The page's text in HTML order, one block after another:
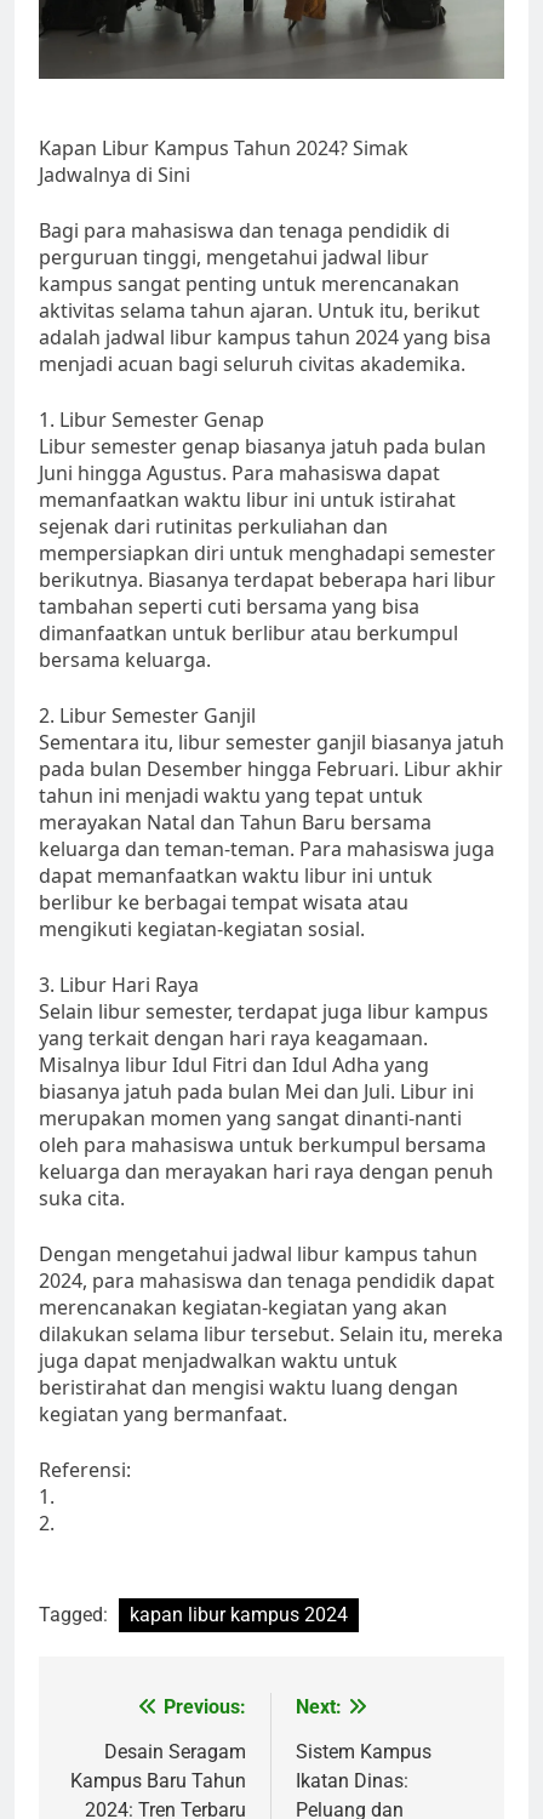
Kapan Libur Kampus Tahun 2024? Simak
Jadwalnya di Sini
Bagi para mahasiswa dan tenaga pendidik di
perguruan tinggi, mengetahui jadwal libur
kampus sangat penting untuk merencanakan
aktivitas selama tahun ajaran. Untuk itu, berikut
adalah jadwal libur kampus tahun 2024 yang bisa
menjadi acuan bagi seluruh civitas akademika.
1. Libur Semester Genap
Libur semester genap biasanya jatuh pada bulan
Juni hingga Agustus. Para mahasiswa dapat
memanfaatkan waktu libur ini untuk istirahat
sejenak dari rutinitas perkuliahan dan
mempersiapkan diri untuk menghadapi semester
berikutnya. Biasanya terdapat beberapa hari libur
tambahan seperti cuti bersama yang bisa
dimanfaatkan untuk berlibur atau berkumpul
bersama keluarga.
2. Libur Semester Ganjil
Sementara itu, libur semester ganjil biasanya jatuh
pada bulan Desember hingga Februari. Libur akhir
tahun ini menjadi waktu yang tepat untuk
merayakan Natal dan Tahun Baru bersama
keluarga dan teman-teman. Para mahasiswa juga
dapat memanfaatkan waktu libur ini untuk
berlibur ke berbagai tempat wisata atau
mengikuti kegiatan-kegiatan sosial.
3. Libur Hari Raya
Selain libur semester, terdapat juga libur kampus
yang terkait dengan hari raya keagamaan.
Misalnya libur Idul Fitri dan Idul Adha yang
biasanya jatuh pada bulan Mei dan Juli. Libur ini
merupakan momen yang sangat dinanti-nanti
oleh para mahasiswa untuk berkumpul bersama
keluarga dan merayakan hari raya dengan penuh
suka cita.
Dengan mengetahui jadwal libur kampus tahun
2024, para mahasiswa dan tenaga pendidik dapat
merencanakan kegiatan-kegiatan yang akan
dilakukan selama libur tersebut. Selain itu, mereka
juga dapat menjadwalkan waktu untuk
beristirahat dan mengisi waktu luang dengan
kegiatan yang bermanfaat.
Referensi:
1.
2.
Tagged: kapan libur kampus 2024
navigation
Previous:
Desain Seragam
Kampus Baru Tahun
2024: Tren Terbaru
Next:
Sistem Kampus
Ikatan Dinas:
Peluang dan